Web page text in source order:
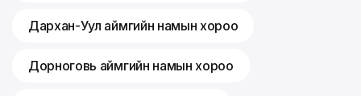
Дархан-Уул аймгийн намын хороо
Дорноговь аймгийн намын хороо